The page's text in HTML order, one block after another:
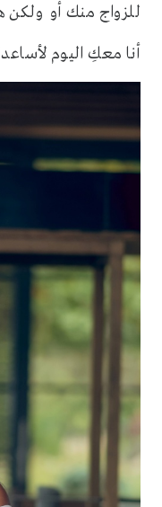
للزواج منك أو
أنا معكِ اليوم